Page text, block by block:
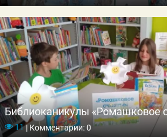
Библиоканикулы «Ромашковое
11|Комментарии: 0